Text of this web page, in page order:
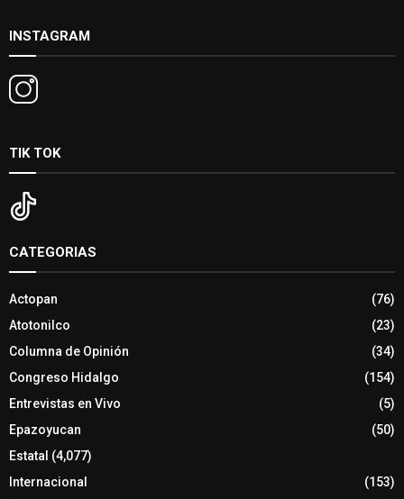
INSTAGRAM
TIK TOK
CATEGORIAS
Actopan
(76)
Atotonilco
(23)
Columna de Opinión
(34)
Congreso Hidalgo
(154)
Entrevistas en Vivo
(5)
Epazoyucan
(50)
Estatal (4,077)
Internacional
(153)